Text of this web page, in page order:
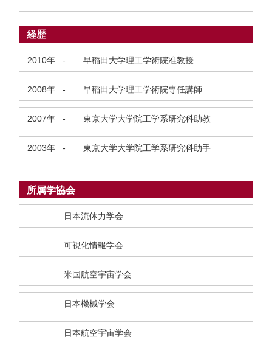
経歴
2010年 - 早稲田大学理工学術院准教授
2008年 - 早稲田大学理工学術院専任講師
2007年 - 東京大学大学院工学系研究科助教
2003年 - 東京大学大学院工学系研究科助手
所属学協会
日本流体力学会
可視化情報学会
米国航空宇宙学会
日本機械学会
日本航空宇宙学会